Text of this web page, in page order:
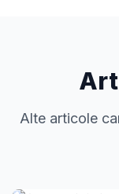
Alte articole